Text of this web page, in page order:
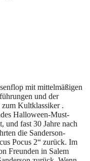
mit mittelmäßigen
und der
Kultklassiker .
Halloween-Must-
und fast 30 Jahre nach
die Sanderson-
Pocus 2“ zurück. Im
Freunden in Salem